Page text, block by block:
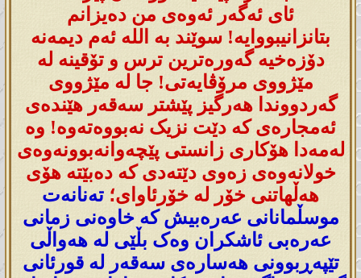
ئای ئەگەر ئەوەی من دەیزانم
بتانزانیبووایە! سوێند بە اللە ئەم دیمەنە
دۆزەخیە گەورەترین ترس و تۆقینە لە
مێژووی مرۆڤایەتی! جا لە مێژووی
گەردووندا هەرگیز پێشتر سەقەر هێندەی
ئەمجارەی کە دێت نزیک نەبووەتەوە! وە
لەمەدا هۆکاری زانستی پێچەوانەبوونەوەی
خولانەوەی زەوی دێتەدی کە دەبێتە هۆی
هەڵهاتنی خۆر لە خۆرئاوای؛ تەنانەت
موسڵمانانی عەرەبیش کە خاوەنی زمانی
عەرەبی ئاشکران وەک بڵێی لە هەواڵی
تێپەڕبوونی هەسارەی سەقەر لە قورئانی